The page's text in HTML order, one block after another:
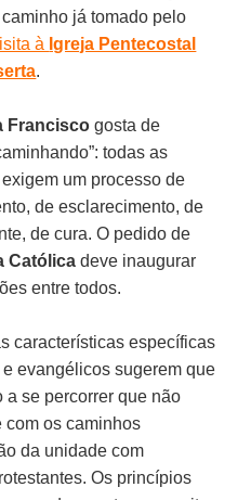
já tomado pelo
à Igreja Pentecostal
.
Francisco gosta de
todas as
um processo de
de esclarecimento, de
de cura. O pedido de
Católica deve inaugurar
entre todos.
características específicas
evangélicos sugerem que
a se percorrer que não
com os caminhos
da unidade com
Os princípios